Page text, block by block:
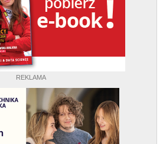
REKLAMA